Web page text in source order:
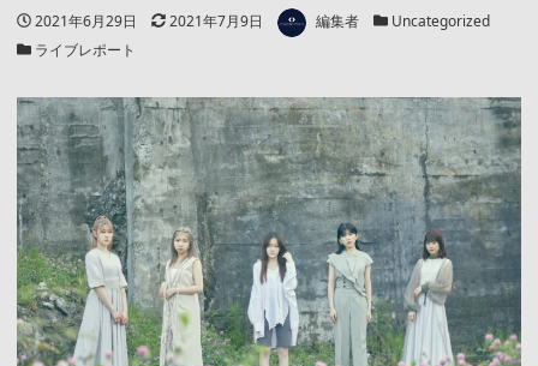
投稿日
2021年6月29日 更新日
2021年7月9日 著者 編集者 カテゴリー
Uncategorized
カテゴリー
ライブレポート